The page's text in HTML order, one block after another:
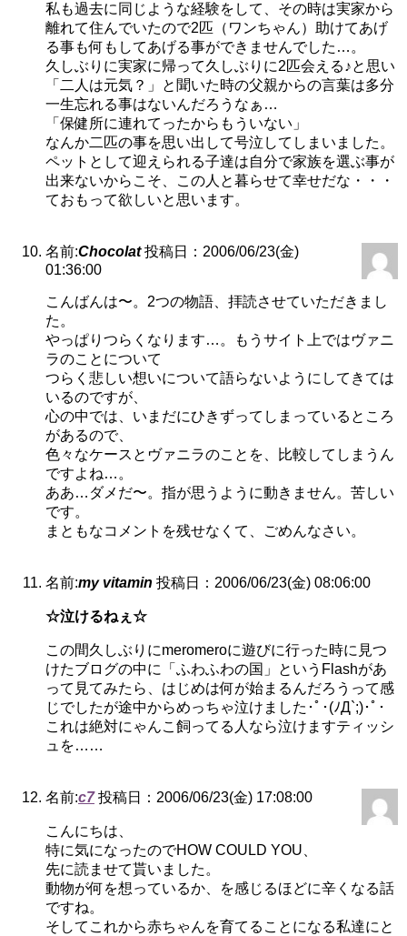
私も過去に同じような経験をして、その時は実家から
離れて住んでいたので2匹（ワンちゃん）助けてあげ
る事も何もしてあげる事ができませんでした…。
久しぶりに実家に帰って久しぶりに2匹会える♪と思い
「二人は元気？」と聞いた時の父親からの言葉は多分
一生忘れる事はないんだろうなぁ…
「保健所に連れてったからもういない」
なんか二匹の事を思い出して号泣してしまいました。
ペットとして迎えられる子達は自分で家族を選ぶ事が
出来ないからこそ、この人と暮らせて幸せだな・・・
ておもって欲しいと思います。
名前:Chocolat 投稿日：2006/06/23(金)
01:36:00
こんばんは〜。2つの物語、拝読させていただきまし
た。
やっぱりつらくなります…。もうサイト上ではヴァニ
ラのことについて
つらく悲しい想いについて語らないようにしてきては
いるのですが、
心の中では、いまだにひきずってしまっているところ
があるので、
色々なケースとヴァニラのことを、比較してしまうん
ですよね…。
ああ…ダメだ〜。指が思うように動きません。苦しい
です。
まともなコメントを残せなくて、ごめんなさい。
名前:my vitamin 投稿日：2006/06/23(金) 08:06:00
☆泣けるねぇ☆
この間久しぶりにmeromeroに遊びに行った時に見つ
けたブログの中に「ふわふわの国」というFlashがあ
って見てみたら、はじめは何が始まるんだろうって感
じでしたが途中からめっちゃ泣けました･ﾟ･(ﾉД`;)･ﾟ･
これは絶対にゃんこ飼ってる人なら泣けますティッシ
ュを……
名前:c7 投稿日：2006/06/23(金) 17:08:00
こんにちは、
特に気になったのでHOW COULD YOU、
先に読ませて貰いました。
動物が何を想っているか、を感じるほどに辛くなる話
ですね。
そしてこれから赤ちゃんを育てることになる私達にと